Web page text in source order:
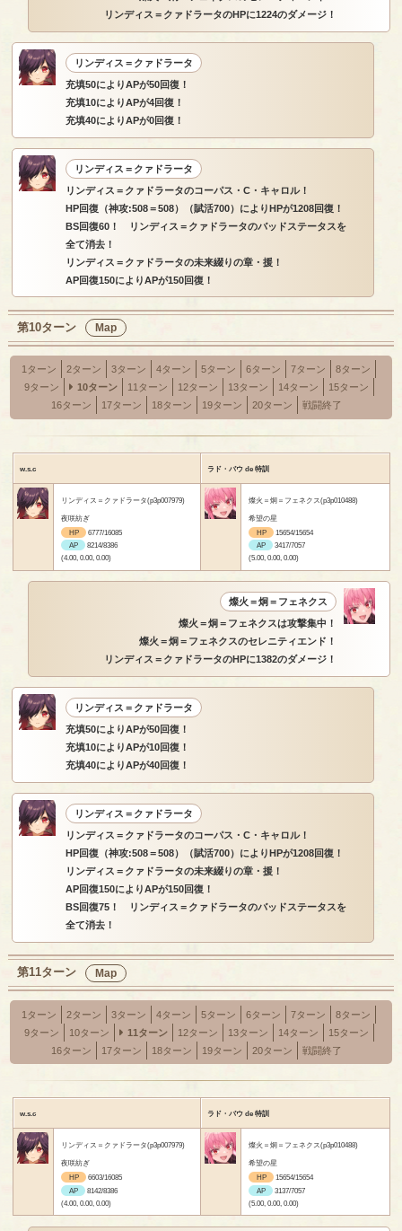
リンディス＝クァドラータのHPに1224のダメージ！
リンディス＝クァドラータ
充填50によりAPが50回復！
充填10によりAPが4回復！
充填40によりAPが0回復！
リンディス＝クァドラータ
リンディス＝クァドラータのコーパス・C・キャロル！
HP回復（神攻:508＝508）（賦活700）によりHPが1208回復！
BS回復60！ リンディス＝クァドラータのバッドステータスを
全て消去！
リンディス＝クァドラータの未来綴りの章・援！
AP回復150によりAPが150回復！
第10ターン Map
1ターン 2ターン 3ターン 4ターン 5ターン 6ターン 7ターン
8ターン
9ターン
10ターン 11ターン 12ターン 13ターン 14ターン
15ターン
16ターン
17ターン 18ターン 19ターン 20ターン 戦闘終了
w.s.c ラド・バウ de 特訓
リンディス＝クァドラータ(p3p007979)
夜咲紡ぎ
HP
6777/16085
AP
8214/8386
(4.00, 0.00, 0.00)
燦火＝炯＝フェネクス(p3p010488)
希望の星
HP
15654/15654
AP
3417/7057
(5.00, 0.00, 0.00)
燦火＝炯＝フェネクス
燦火＝炯＝フェネクスは攻撃集中！
燦火＝炯＝フェネクスのセレニティエンド！
リンディス＝クァドラータのHPに1382のダメージ！
リンディス＝クァドラータ
充填50によりAPが50回復！
充填10によりAPが10回復！
充填40によりAPが40回復！
リンディス＝クァドラータ
リンディス＝クァドラータのコーパス・C・キャロル！
HP回復（神攻:508＝508）（賦活700）によりHPが1208回復！
リンディス＝クァドラータの未来綴りの章・援！
AP回復150によりAPが150回復！
BS回復75！ リンディス＝クァドラータのバッドステータスを
全て消去！
第11ターン Map
1ターン 2ターン 3ターン 4ターン 5ターン 6ターン 7ターン
8ターン
9ターン
10ターン 11ターン 12ターン 13ターン 14ターン
15ターン
16ターン
17ターン 18ターン 19ターン 20ターン 戦闘終了
w.s.c ラド・バウ de 特訓
リンディス＝クァドラータ(p3p007979)
夜咲紡ぎ
HP
6603/16085
AP
8142/8386
(4.00, 0.00, 0.00)
燦火＝炯＝フェネクス(p3p010488)
希望の星
HP
15654/15654
AP
3137/7057
(5.00, 0.00, 0.00)